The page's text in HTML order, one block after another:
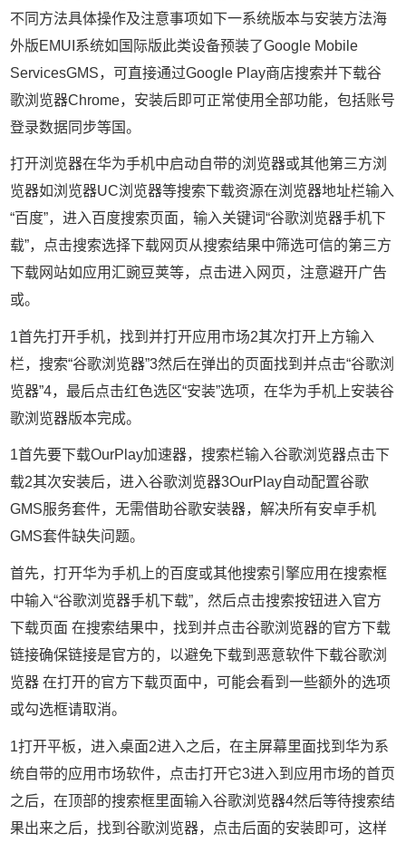
不同方法具体操作及注意事项如下一系统版本与安装方法海
外版EMUI系统如国际版此类设备预装了Google Mobile
ServicesGMS，可直接通过Google Play商店搜索并下载谷
歌浏览器Chrome，安装后即可正常使用全部功能，包括账号
登录数据同步等国。
打开浏览器在华为手机中启动自带的浏览器或其他第三方浏
览器如浏览器UC浏览器等搜索下载资源在浏览器地址栏输入
“百度”，进入百度搜索页面，输入关键词“谷歌浏览器手机下
载”，点击搜索选择下载网页从搜索结果中筛选可信的第三方
下载网站如应用汇豌豆荚等，点击进入网页，注意避开广告
或。
1首先打开手机，找到并打开应用市场2其次打开上方输入
栏，搜索“谷歌浏览器”3然后在弹出的页面找到并点击“谷歌浏
览器”4，最后点击红色选区“安装”选项，在华为手机上安装谷
歌浏览器版本完成。
1首先要下载OurPlay加速器，搜索栏输入谷歌浏览器点击下
载2其次安装后，进入谷歌浏览器3OurPlay自动配置谷歌
GMS服务套件，无需借助谷歌安装器，解决所有安卓手机
GMS套件缺失问题。
首先，打开华为手机上的百度或其他搜索引擎应用在搜索框
中输入“谷歌浏览器手机下载”，然后点击搜索按钮进入官方
下载页面 在搜索结果中，找到并点击谷歌浏览器的官方下载
链接确保链接是官方的，以避免下载到恶意软件下载谷歌浏
览器 在打开的官方下载页面中，可能会看到一些额外的选项
或勾选框请取消。
1打开平板，进入桌面2进入之后，在主屏幕里面找到华为系
统自带的应用市场软件，点击打开它3进入到应用市场的首页
之后，在顶部的搜索框里面输入谷歌浏览器4然后等待搜索结
果出来之后，找到谷歌浏览器，点击后面的安装即可，这样